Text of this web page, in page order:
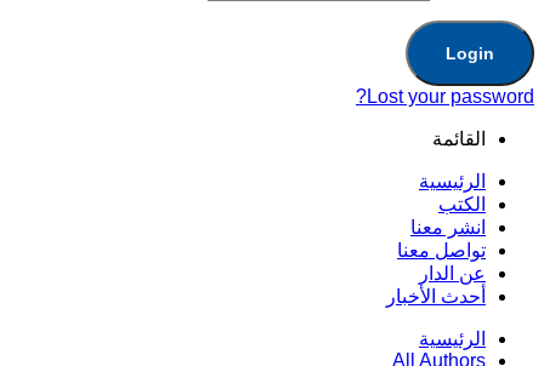
Login
Lost your password?
القائمة
الرئيسية
الكتب
انشر معنا
تواصل معنا
عن الدار
أحدث الأخبار
الرئيسية
All Authors